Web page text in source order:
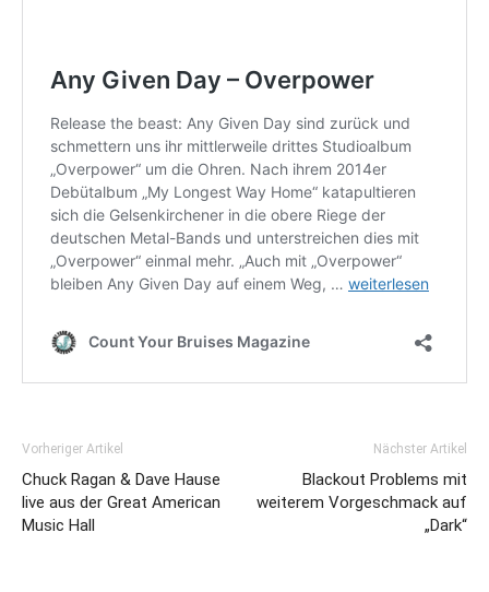
Vorheriger Artikel
Chuck Ragan & Dave Hause
live aus der Great American
Music Hall
Nächster Artikel
Blackout Problems mit
weiterem Vorgeschmack auf
„Dark“